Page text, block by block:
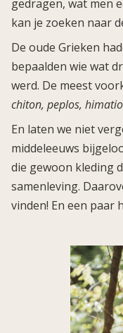
gedragen, wat men
kan je zoeken naar
De oude Grieken
bepaalden wie wat
werd. De meest
chiton, peplos,
En laten we niet
middeleeuws
die gewoon kleding
samenleving.
vinden! En een paar